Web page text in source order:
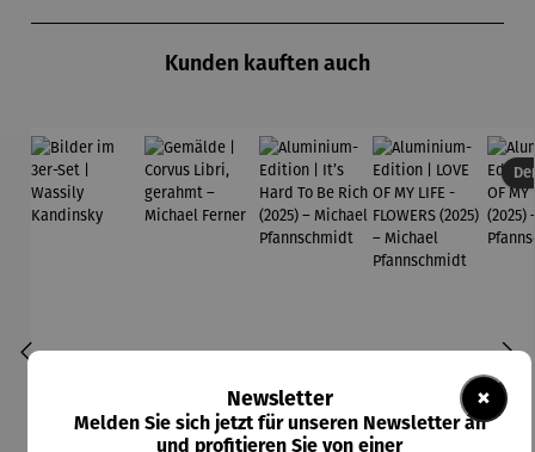
Kunden kauften auch
×
Newsletter
Melden Sie sich jetzt für unseren Newsletter an
und profitieren Sie von einer